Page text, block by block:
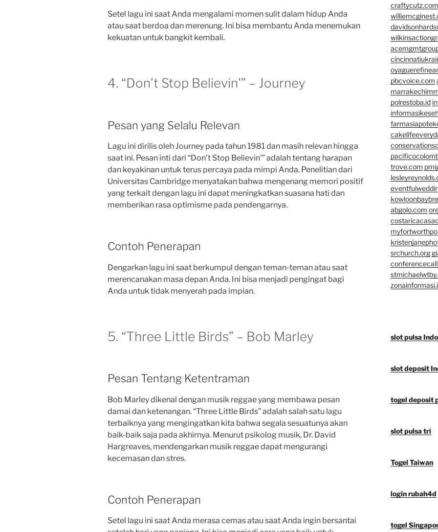
Setel lagu ini saat Anda mengalami momen sulit dalam hidup Anda
atau saat berdoa dan merenung. Ini bisa membantu Anda menemukan
kekuatan untuk bangkit kembali.
4. “Don’t Stop Believin'” – Journey
Pesan yang Selalu Relevan
Lagu ini dirilis oleh Journey pada tahun 1981 dan masih relevan hingga
saat ini. Pesan inti dari “Don’t Stop Believin'” adalah tentang harapan
dan keyakinan untuk terus percaya pada mimpi Anda. Penelitian dari
Universitas Cambridge menyatakan bahwa mengenang memori positif
yang terkait dengan lagu ini dapat meningkatkan suasana hati dan
memberikan rasa optimisme pada pendengarnya.
Contoh Penerapan
Dengarkan lagu ini saat berkumpul dengan teman-teman atau saat
merencanakan masa depan Anda. Ini bisa menjadi pengingat bagi
Anda untuk tidak menyerah pada impian.
5. “Three Little Birds” – Bob Marley
Pesan Tentang Ketentraman
Bob Marley dikenal dengan musik reggae yang membawa pesan
damai dan ketenangan. “Three Little Birds” adalah salah satu lagu
terbaiknya yang mengingatkan kita bahwa segala sesuatunya akan
baik-baik saja pada akhirnya. Menurut psikolog musik, Dr. David
Hargreaves, mendengarkan musik reggae dapat mengurangi
kecemasan dan stres.
Contoh Penerapan
Setel lagu ini saat Anda merasa cemas atau saat Anda ingin bersantai
craftycutz.com
pbcvoice.com
polrestoba.id
trove.com
abgolo.com
srchurch.org
slot pulsa
slot deposit
togel deposit
slot pulsa tri
Togel Taiwan
login rubah4d
togel